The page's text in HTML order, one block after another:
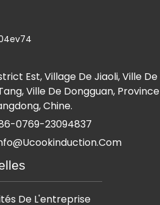
multifonctionnel
Machine de cuisson à
agitation planétaire
Est, Village De Jiaoli, Ville De
Ville De Dongguan, Province
Chine.
0769-23094837
De L'entreprise